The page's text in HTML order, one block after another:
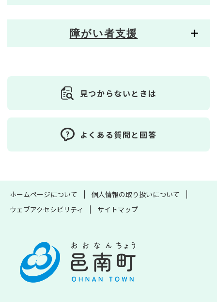
障がい者支援
見つからないときは
よくある質問と回答
ホームページについて
個人情報の取り扱いについて
ウェブアクセシビリティ
サイトマップ